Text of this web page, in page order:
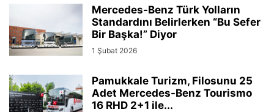
Mercedes-Benz Türk Yolların
Standardını Belirlerken “Bu Sefer
Bir Başka!” Diyor
1 Şubat 2026
Pamukkale Turizm, Filosunu 25
Adet Mercedes-Benz Tourismo
16 RHD 2+1 ile...